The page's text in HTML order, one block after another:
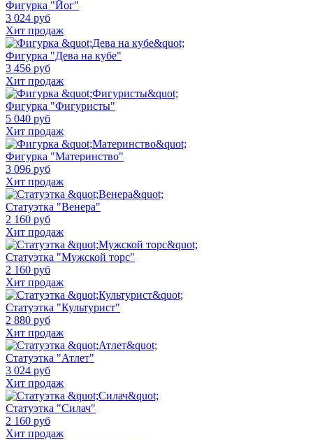
Фигурка "Йог"
3 024 руб
Хит продаж
Фигурка "Дева на кубе"
3 456 руб
Хит продаж
Фигурка "Фигуристы"
5 040 руб
Хит продаж
Фигурка "Материнство"
3 096 руб
Хит продаж
Статуэтка "Венера"
2 160 руб
Хит продаж
Статуэтка "Мужской торс"
2 160 руб
Хит продаж
Статуэтка "Культурист"
2 880 руб
Хит продаж
Статуэтка "Атлет"
3 024 руб
Хит продаж
Статуэтка "Силач"
2 160 руб
Хит продаж